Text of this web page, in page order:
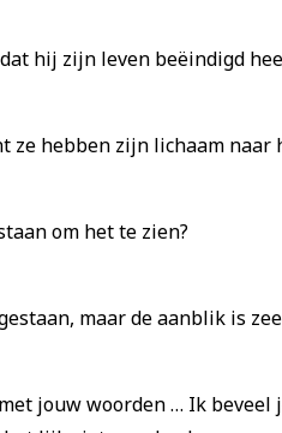
hij zijn leven beëindigd
ze hebben zijn lichaam naar
om het te zien?
maar de aanblik is
jouw woorden … Ik beveel